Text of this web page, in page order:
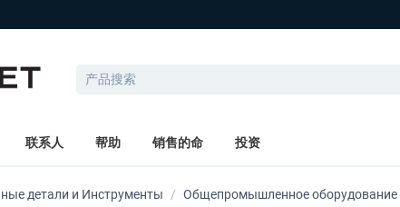
联系人 帮助 销售的命 投资
детали и Инструменты / Общепромышленное оборудование